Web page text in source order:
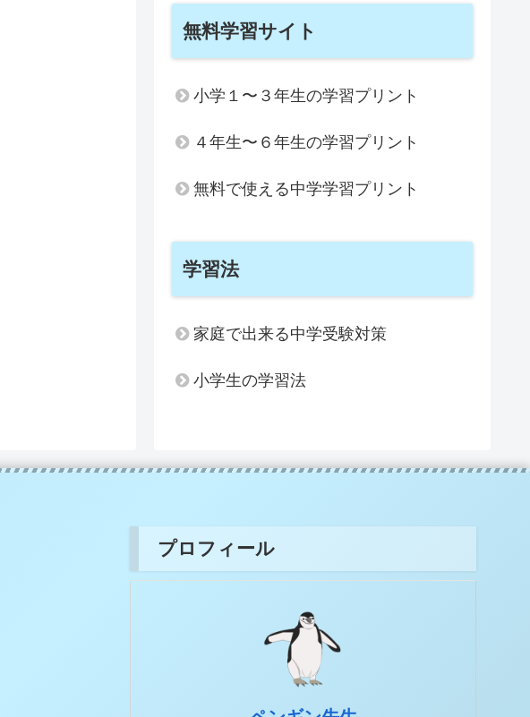
無料学習サイト
小学１〜３年生の学習プリント
４年生〜６年生の学習プリント
無料で使える中学学習プリント
学習法
家庭で出来る中学受験対策
小学生の学習法
プロフィール